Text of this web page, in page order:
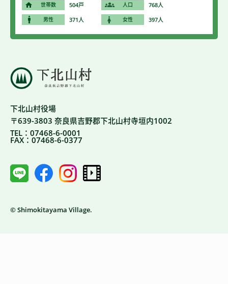
下北山村役場
〒639-3803 奈良県吉野郡下北山村寺垣内1002
TEL：07468-6-0001
FAX：07468-6-0377
© Shimokitayama Village.
世帯数 504戸 人口 768人
男性 371人 女性 397人